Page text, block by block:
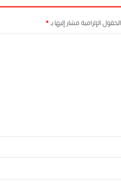
الحقول الإلزامية مشار إليها بـ*